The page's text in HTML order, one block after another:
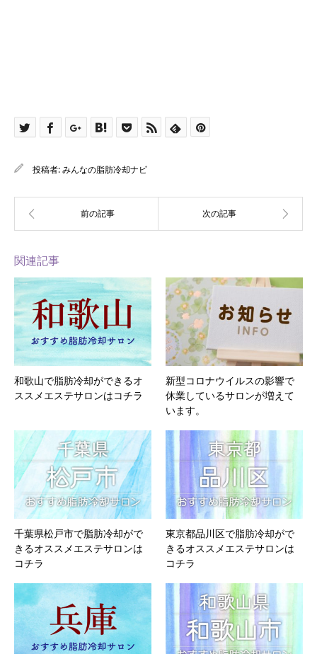
投稿者:みんなの脂肪冷却ナビ
関連記事
和歌山で脂肪冷却ができるオ
ススメエステサロンはコチラ
新型コロナウイルスの影響で
休業しているサロンが増えて
います。
千葉県松戸市で脂肪冷却がで
きるオススメエステサロンは
コチラ
東京都品川区で脂肪冷却がで
きるオススメエステサロンは
コチラ